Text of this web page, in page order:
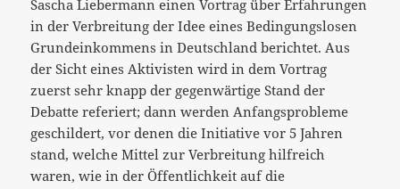
Sascha Liebermann einen Vortrag über Erfahrungen
in der Verbreitung der Idee eines Bedingungslosen
Grundeinkommens in Deutschland berichtet. Aus
der Sicht eines Aktivisten wird in dem Vortrag
zuerst sehr knapp der gegenwärtige Stand der
Debatte referiert; dann werden Anfangsprobleme
geschildert, vor denen die Initiative vor 5 Jahren
stand, welche Mittel zur Verbreitung hilfreich
waren, wie in der Öffentlichkeit auf die